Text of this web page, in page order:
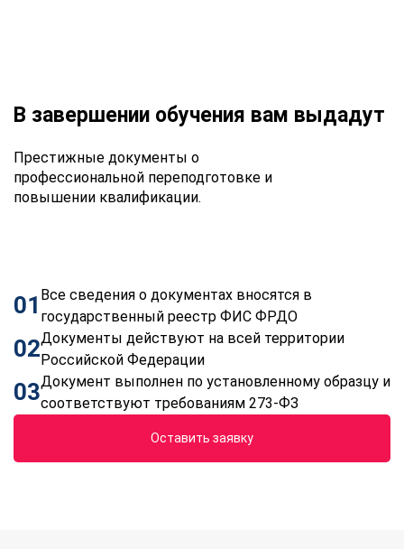
В завершении обучения вам выдадут
Престижные документы о
профессиональной переподготовке и
повышении квалификации.
01 Все сведения о документах вносятся в
государственный реестр ФИС ФРДО
02Документы действуют на всей территории
Российской Федерации
03Документ выполнен по установленному образцу и
соответствуют требованиям 273-ФЗ
Оставить заявку